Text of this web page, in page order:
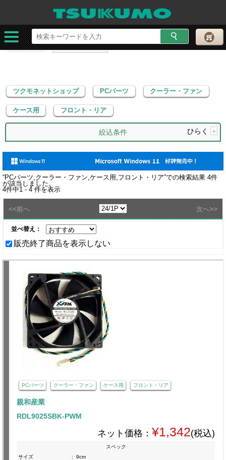
ツクモネットショップ PCパーツ
クーラー・ファン
ケース用
フロント・リア
ツクモネットショップ PCパーツ クーラー・ファン
ケース用 フロント・リア
絞込条件 ひらく +
“PCパーツ,クーラー・ファン,ケース用,フロント・リア”での検索結果 4件
が該当しました。
4件中1 - 4 件を表示
<<前へ 次へ>>
並べ替え：
販売終了商品を表示しない
PCパーツ クーラー・ファン ケース用 フロント・リア
親和産業
RDL9025SBK-PWM
ネット価格： ¥1,342(税込)
スペック
サイズ
:
9cm